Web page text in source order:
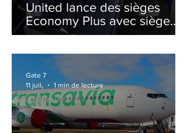
United lance des sièges
Economy Plus avec siège
central neutralisé
Gate 7
11 juil.
1 min de lecture